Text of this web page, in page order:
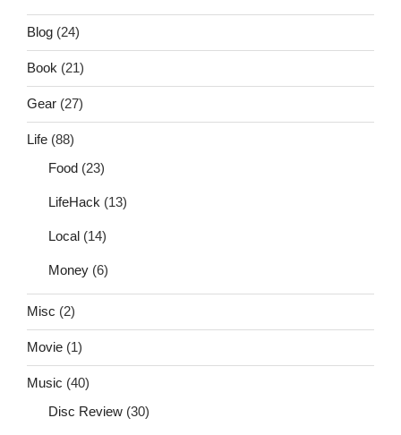
Blog (24)
Book (21)
Gear (27)
Life (88)
Food (23)
LifeHack (13)
Local (14)
Money (6)
Misc (2)
Movie (1)
Music (40)
Disc Review (30)